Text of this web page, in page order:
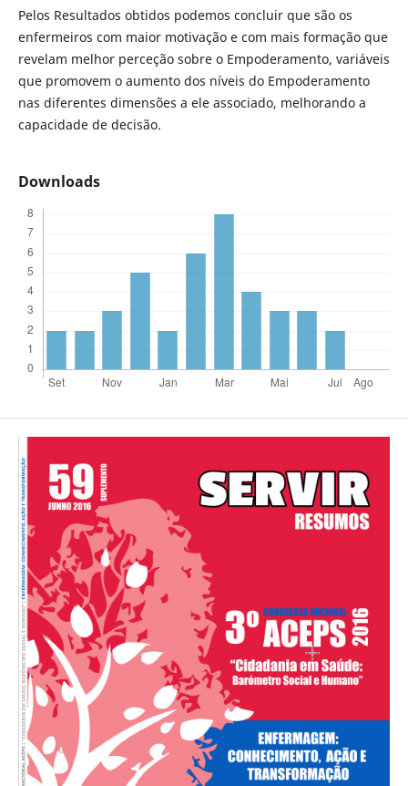
Pelos Resultados obtidos podemos concluir que são os
enfermeiros com maior motivação e com mais formação que
revelam melhor perceção sobre o Empoderamento, variáveis
que promovem o aumento dos níveis do Empoderamento
nas diferentes dimensões a ele associado, melhorando a
capacidade de decisão.
Downloads